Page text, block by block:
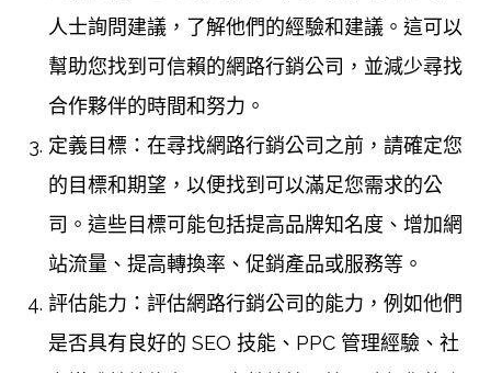
人士詢問建議，了解他們的經驗和建議。這可以
幫助您找到可信賴的網路行銷公司，並減少尋找
合作夥伴的時間和努力。
定義目標：在尋找網路行銷公司之前，請確定您
的目標和期望，以便找到可以滿足您需求的公
司。這些目標可能包括提高品牌知名度、增加網
站流量、提高轉換率、促銷產品或服務等。
評估能力：評估網路行銷公司的能力，例如他們
是否具有良好的 SEO 技能、PPC 管理經驗、社